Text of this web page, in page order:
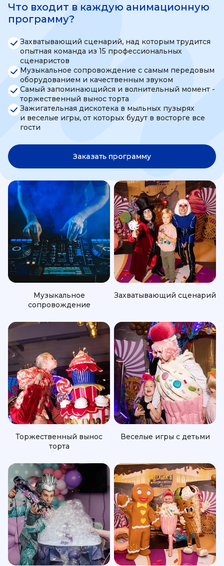
Что входит в каждую анимационную
программу?
Захватывающий сценарий, над которым трудится
опытная команда из 15 профессиональных
сценаристов
Музыкальное сопровождение с самым передовым
оборудованием и качественным звуком
Самый запоминающийся и волнительный момент -
торжественный вынос торта
Зажигательная дискотека в мыльных пузырях
и веселые игры, от которых будут в восторге все
гости
Заказать программу
Музыкальное
сопровождение
Захватывающий сценарий
Торжественный вынос
торта
Веселые игры с детьми